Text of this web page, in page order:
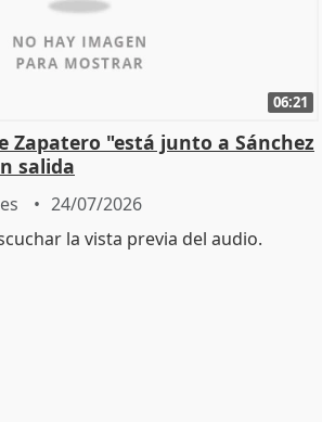
06:21
Zapatero "está junto a Sánchez
salida
24/07/2026